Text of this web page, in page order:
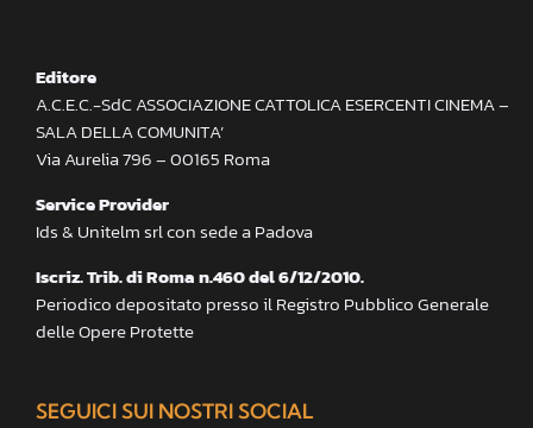
Editore
A.C.E.C.-SdC ASSOCIAZIONE CATTOLICA ESERCENTI CINEMA –
SALA DELLA COMUNITA’
Via Aurelia 796 – 00165 Roma
Service Provider
Ids & Unitelm srl con sede a Padova
Iscriz. Trib. di Roma n.460 del 6/12/2010.
Periodico depositato presso il Registro Pubblico Generale
delle Opere Protette
SEGUICI SUI NOSTRI SOCIAL